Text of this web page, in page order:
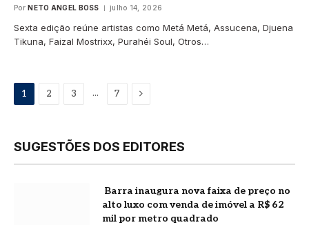
Por NETO ANGEL BOSS julho 14, 2026
Sexta edição reúne artistas como Metá Metá, Assucena, Djuena
Tikuna, Faizal Mostrixx, Purahéi Soul, Otros…
1 2 3 ... 7 Proximo
SUGESTÕES DOS EDITORES
Barra inaugura nova faixa de preço no
alto luxo com venda de imóvel a R$ 62
mil por metro quadrado